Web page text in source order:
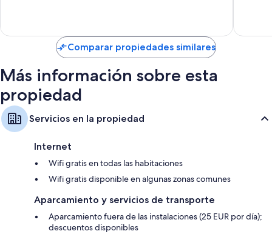
Comparar propiedades similares
Más información sobre esta
propiedad
Servicios en la propiedad
Internet
Wifi gratis en todas las habitaciones
Wifi gratis disponible en algunas zonas comunes
Aparcamiento y servicios de transporte
Aparcamiento fuera de las instalaciones (25 EUR por día);
descuentos disponibles